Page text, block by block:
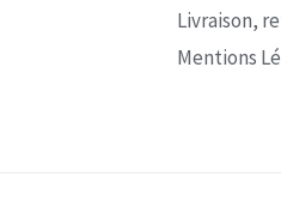
Livraison,
Mentions